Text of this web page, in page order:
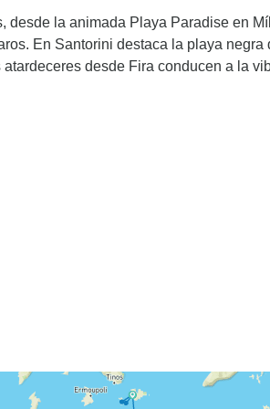
desde la animada Playa Paradise en
En Santorini destaca la playa negra
desde Fira conducen a la